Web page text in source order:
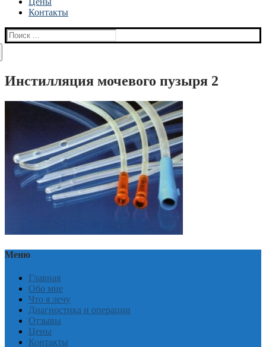
Контакты
Найти:
Инстилляция мочевого пузыря 2
Меню
Главная
Обо мне
Что я лечу
Диагностика и операции
Отзывы
Цены
Контакты